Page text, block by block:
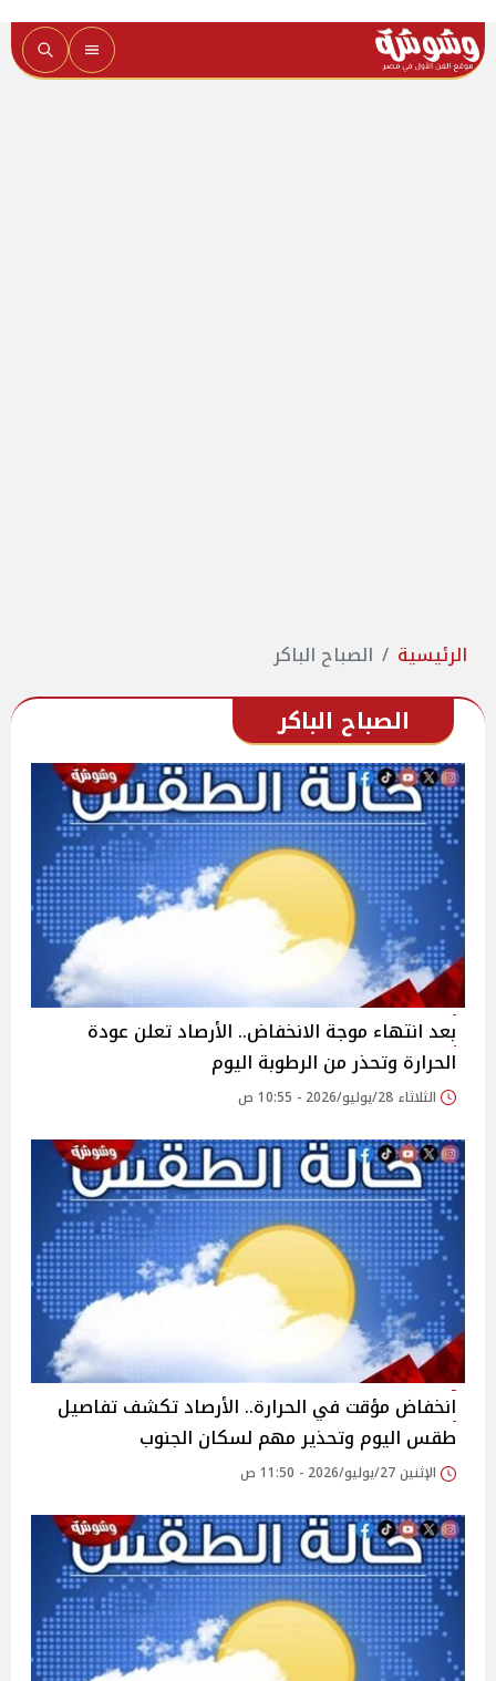
الرئيسية الصباح الباكر
الصباح الباكر
بعد انتهاء موجة الانخفاض.. الأرصاد تعلن عودة
الحرارة وتحذر من الرطوبة اليوم
الثلاثاء 28/يوليو/2026 - 10:55 ص
انخفاض مؤقت في الحرارة.. الأرصاد تكشف تفاصيل
طقس اليوم وتحذير مهم لسكان الجنوب
الإثنين 27/يوليو/2026 - 11:50 ص